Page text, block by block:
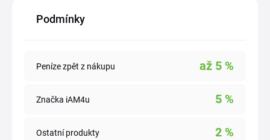
Podmínky
Peníze zpět z nákupu až 5 %
Značka iAM4u 5 %
Ostatní produkty 2 %